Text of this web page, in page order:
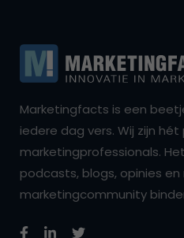
Marketingfacts is een
iedere dag vers. Wij zijn
marketingprofessionals.
podcasts, blogs, opinies
marketingcommunity